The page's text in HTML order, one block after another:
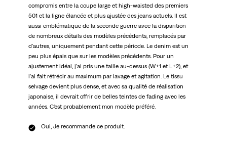
compromis entre la coupe large et high-waisted des premiers
501 et la ligne élancée et plus ajustée des jeans actuels. Il est
aussi emblématique de la seconde guerre avec la disparition
de nombreux détails des modèles précédents, remplacés par
d'autres, uniquement pendant cette période. Le denim est un
peu plus épais que sur les modèles précédents. Pour un
ajustement idéal, j'ai pris une taille au-dessus (W+1 et L+2), et
l'ai fait rétrécir au maximum par lavage et agitation. Le tissu
selvage devient plus dense, et avec sa qualité de réalisation
japonaise, il devrait offrir de belles teintes de fading avec les
années. C'est probablement mon modèle préféré.
Oui, Je recommande ce produit.